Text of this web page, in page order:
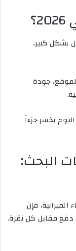
بشكل كبير،
جودة
يخسر جزءاً
البحث:
فإن
مقابل كل نقرة.